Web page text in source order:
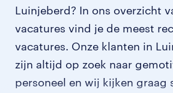
Luinjeberd? In ons overzicht
vacatures vind je de meest
vacatures. Onze klanten in
zijn altijd op zoek naar
personeel en wij kijken graag